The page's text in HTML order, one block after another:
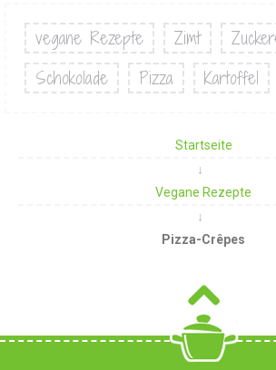
vegane Rezepte Zimt
Schokolade
Pizza Kartoffel
Startseite
Vegane Rezepte
Pizza-Crêpes